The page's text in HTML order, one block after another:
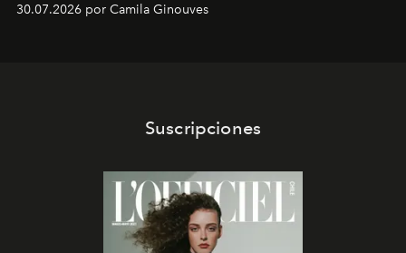
30.07.2026 por Camila Ginouves
Suscripciones